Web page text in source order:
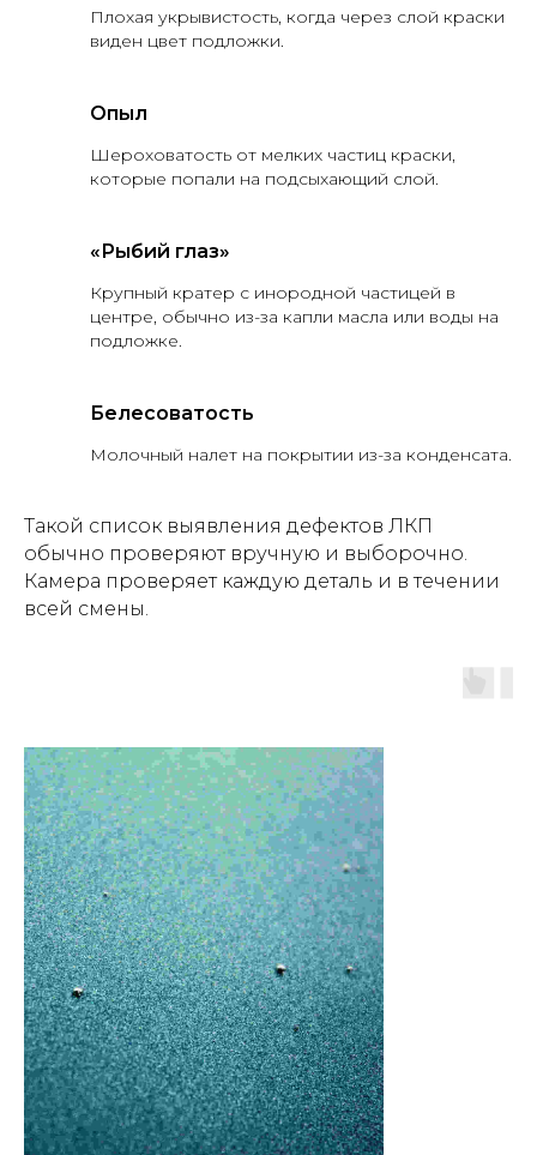
Плохая укрывистость, когда через слой краски
виден цвет подложки.
Опыл
Шероховатость от мелких частиц краски,
которые попали на подсыхающий слой.
«Рыбий глаз»
Крупный кратер с инородной частицей в
центре, обычно из-за капли масла или воды на
подложке.
Белесоватость
Молочный налет на покрытии из-за конденсата.
Такой список выявления дефектов ЛКП
обычно проверяют вручную и выборочно.
Камера проверяет каждую деталь и в течении
всей смены.